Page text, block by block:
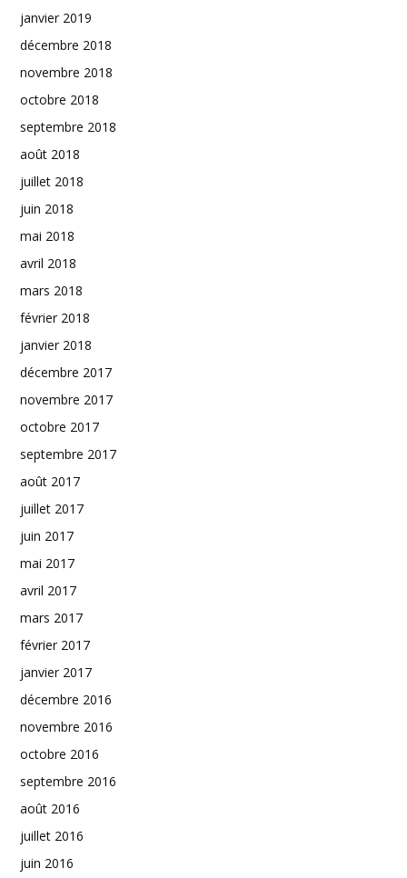
janvier 2019
décembre 2018
novembre 2018
octobre 2018
septembre 2018
août 2018
juillet 2018
juin 2018
mai 2018
avril 2018
mars 2018
février 2018
janvier 2018
décembre 2017
novembre 2017
octobre 2017
septembre 2017
août 2017
juillet 2017
juin 2017
mai 2017
avril 2017
mars 2017
février 2017
janvier 2017
décembre 2016
novembre 2016
octobre 2016
septembre 2016
août 2016
juillet 2016
juin 2016